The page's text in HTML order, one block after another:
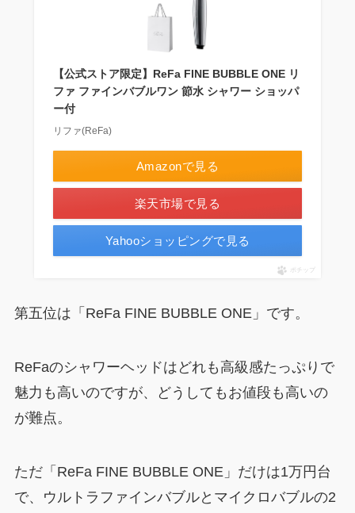
【公式ストア限定】ReFa FINE BUBBLE ONE リ
ファ ファインバブルワン 節水 シャワー ショッパ
ー付
リファ(ReFa)
Amazonで見る
楽天市場で見る
Yahooショッピングで見る
ポチップ
第五位は「ReFa FINE BUBBLE ONE」です。
ReFaのシャワーヘッドはどれも高級感たっぷりで
魅力も高いのですが、どうしてもお値段も高いの
が難点。
ただ「ReFa FINE BUBBLE ONE」だけは1万円台
で、ウルトラファインバブルとマイクロバブルの2